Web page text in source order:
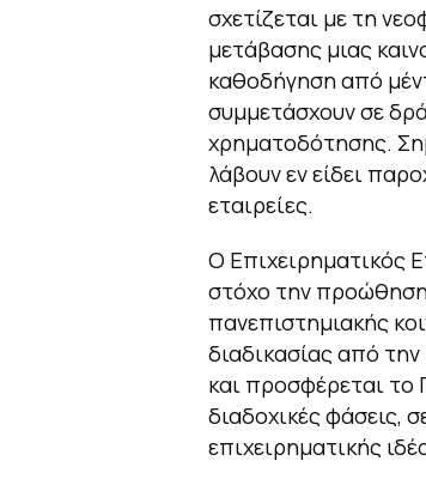
σχετίζεται με τη
μετάβασης μιας
καθοδήγηση από
συμμετάσχουν σε
χρηματοδότησης.
λάβουν εν είδει
εταιρείες.
Ο Επιχειρηματικός
στόχο την προώθηση
πανεπιστημιακής
διαδικασίας από την
και προσφέρεται το
διαδοχικές φάσεις,
επιχειρηματικής